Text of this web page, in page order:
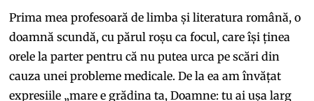
Prima mea profesoară de limba și literatura română, o
doamnă scundă, cu părul roșu ca focul, care își ținea
orele la parter pentru că nu putea urca pe scări din
cauza unei probleme medicale. De la ea am învățat
expresiile „mare e grădina ta, Doamne: tu ai ușa larg